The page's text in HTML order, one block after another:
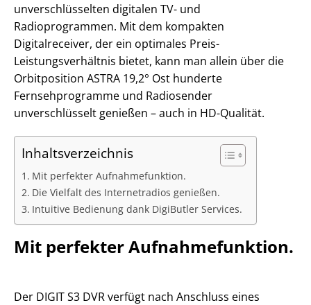
unverschlüsselten digitalen TV- und
Radioprogrammen. Mit dem kompakten
Digitalreceiver, der ein optimales Preis-
Leistungsverhältnis bietet, kann man allein über die
Orbitposition ASTRA 19,2° Ost hunderte
Fernsehprogramme und Radiosender
unverschlüsselt genießen – auch in HD-Qualität.
Inhaltsverzeichnis
Mit perfekter Aufnahmefunktion.
Die Vielfalt des Internetradios genießen.
Intuitive Bedienung dank DigiButler Services.
Mit perfekter Aufnahmefunktion.
Der DIGIT S3 DVR verfügt nach Anschluss eines